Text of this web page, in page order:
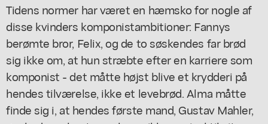
Tidens normer har været en hæmsko for nogle af
disse kvinders komponistambitioner: Fannys
berømte bror, Felix, og de to søskendes far brød
sig ikke om, at hun stræbte efter en karriere som
komponist - det måtte højst blive et krydderi på
hendes tilværelse, ikke et levebrød. Alma måtte
finde sig i, at hendes første mand, Gustav Mahler,